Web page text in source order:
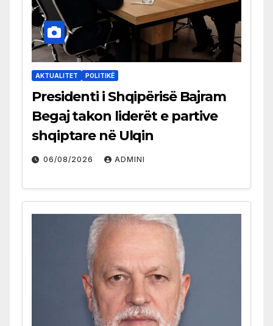
AKTUALITET POLITIKË
Presidenti i Shqipërisë Bajram
Begaj takon liderët e partive
shqiptare në Ulqin
06/08/2026 ADMINI